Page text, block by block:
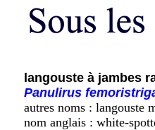
langouste à jambes
Panulirus
autres noms : langouste
nom anglais : white-